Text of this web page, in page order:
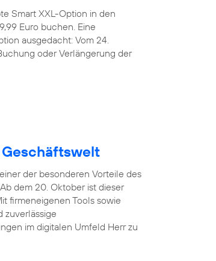
Smart XXL-Option in den
Euro buchen. Eine
ausgedacht: Vom 24.
oder Verlängerung der
der besonderen Vorteile des
dem 20. Oktober ist dieser
firmeneigenen Tools sowie
zuverlässige
im digitalen Umfeld Herr zu